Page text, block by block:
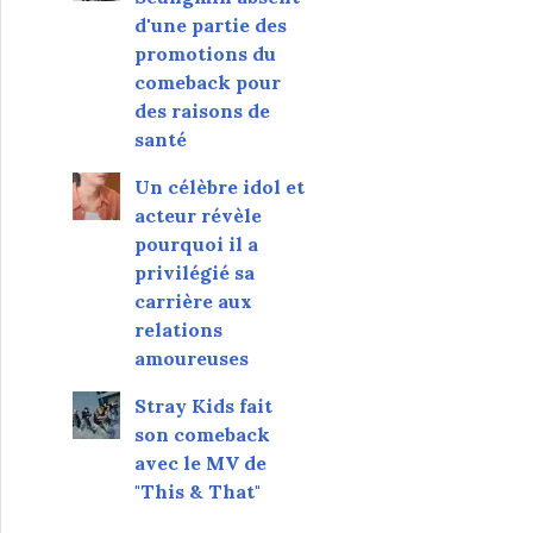
d'une partie des
promotions du
comeback pour
des raisons de
santé
Un célèbre idol et
acteur révèle
pourquoi il a
privilégié sa
carrière aux
relations
amoureuses
Stray Kids fait
son comeback
avec le MV de
"This & That"